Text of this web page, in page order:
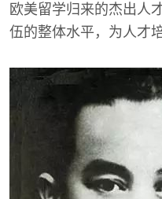
欧美留学归来的杰出人
伍的整体水平，为人才